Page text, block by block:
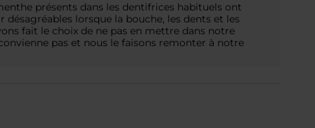
présents dans les dentifrices habituels ont
lorsque la bouche, les dents et les
fait le choix de ne pas en mettre dans notre
pas et nous le faisons remonter à notre